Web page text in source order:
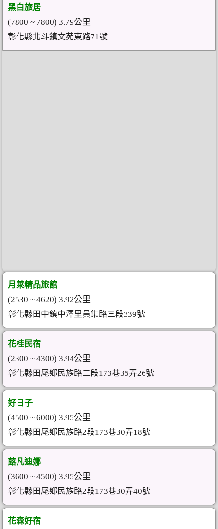
黑白旅居
(7800 ~ 7800) 3.79公里
彰化縣北斗鎮文苑東路71號
月萊精品旅館
(2530 ~ 4620) 3.92公里
彰化縣田中鎮中潭里員集路三段339號
花桂民宿
(2300 ~ 4300) 3.94公里
彰化縣田尾鄉民族路二段173巷35弄26號
好日子
(4500 ~ 6000) 3.95公里
彰化縣田尾鄉民族路2段173巷30弄18號
蕗凡迪娜
(3600 ~ 4500) 3.95公里
彰化縣田尾鄉民族路2段173巷30弄40號
花森好宿